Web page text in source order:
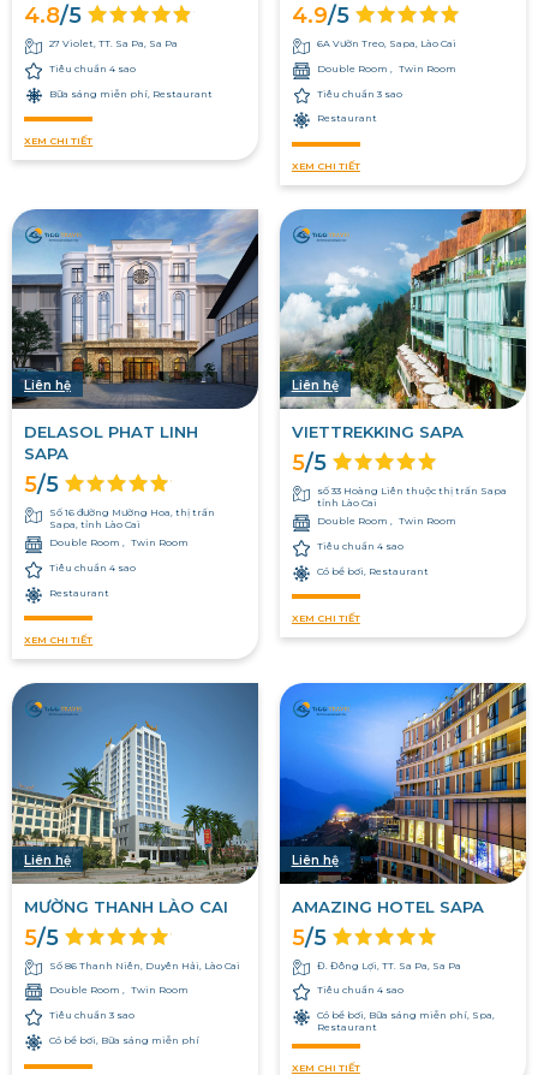
4.8/5
27 Violet, TT. Sa Pa, Sa Pa
Tiêu chuẩn 4 sao
Bữa sáng miễn phí, Restaurant
XEM CHI TIẾT
4.9/5
6A Vườn Treo, Sapa, Lào Cai
Double Room Twin Room
Tiêu chuẩn 3 sao
Restaurant
XEM CHI TIẾT
Liên hệ
DELASOL PHAT LINH
SAPA
5/5
Số 16 đường Mường Hoa, thị trấn
Sapa, tỉnh Lào Cai
Double Room
Twin Room
Tiêu chuẩn 4 sao
Restaurant
XEM CHI TIẾT
Liên hệ
VIETTREKKING SAPA
5/5
số 33 Hoàng Liên thuộc thị trấn Sapa
tỉnh Lào Cai
Double Room
Twin Room
Tiêu chuẩn 4 sao
Có bể bơi, Restaurant
XEM CHI TIẾT
Liên hệ
MƯỜNG THANH LÀO CAI
5/5
Số 86 Thanh Niên, Duyên Hải, Lào Cai
Double Room Twin Room
Tiêu chuẩn 3 sao
Có bể bơi, Bữa sáng miễn phí
Liên hệ
AMAZING HOTEL SAPA
5/5
Đ. Đông Lợi, TT. Sa Pa, Sa Pa
Tiêu chuẩn 4 sao
Có bể bơi, Bữa sáng miễn phí, Spa,
Restaurant
XEM CHI TIẾT